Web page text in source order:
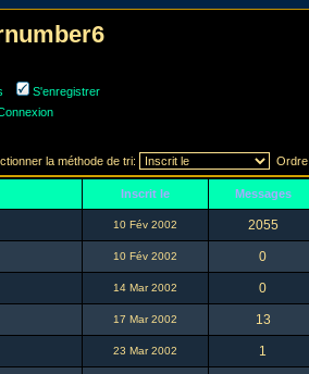
S'enregistrer
la méthode de tri: Ordre
Inscrit le Messages
10 Fév 2002 2055
10 Fév 2002 0
14 Mar 2002 0
17 Mar 2002 13
23 Mar 2002 1